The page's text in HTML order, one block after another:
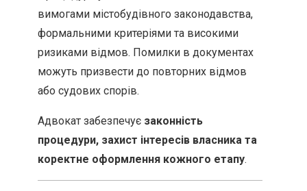
вимогами містобудівного законодавства,
формальними критеріями та високими
ризиками відмов. Помилки в документах
можуть призвести до повторних відмов
або судових спорів.
Адвокат забезпечує законність
процедури, захист інтересів власника та
коректне оформлення кожного етапу.